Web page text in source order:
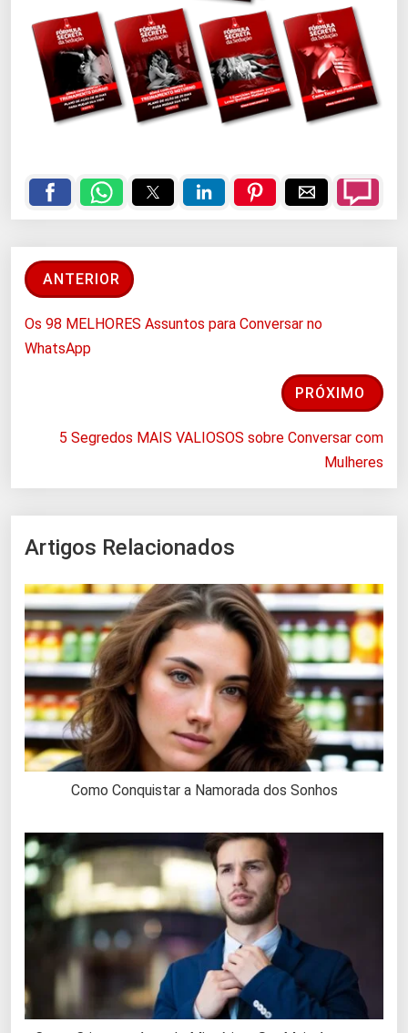
ANTERIOR
Os 98 MELHORES Assuntos para Conversar no
WhatsApp
PRÓXIMO
5 Segredos MAIS VALIOSOS sobre Conversar com
Mulheres
Artigos Relacionados
Como Conquistar a Namorada dos Sonhos